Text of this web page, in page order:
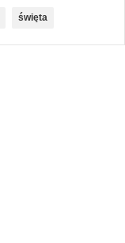
święta